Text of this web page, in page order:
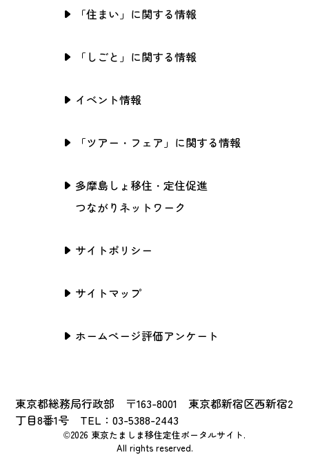
「住まい」に関する情報
「しごと」に関する情報
イベント情報
「ツアー・フェア」に関する情報
多摩島しょ移住・定住促進
つながりネットワーク
サイトポリシー
サイトマップ
ホームページ評価アンケート
東京都総務局行政部 〒163-8001 東京都新宿区西新宿2
丁目8番1号 TEL：03-5388-2443
©2026 東京たましま移住定住ポータルサイト.
All rights reserved.